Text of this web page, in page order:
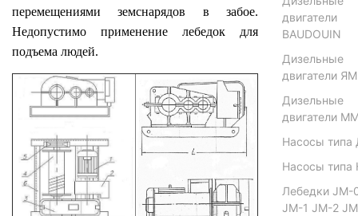
перемещениями земснарядов в забое.
Недопустимо применение лебедок для
подъема людей.
двигатели
BAUDOUIN
Дизельные
двигатели
Дизельные
двигатели
Насосы типа
Насосы типа
Лебедки JM-
JM-1 JM-2